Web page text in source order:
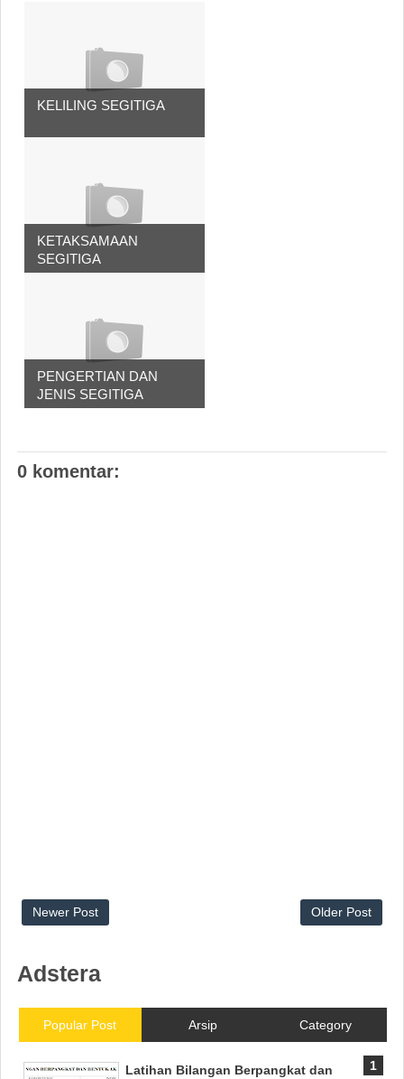
KELILING SEGITIGA
KETAKSAMAAN
SEGITIGA
PENGERTIAN DAN
JENIS SEGITIGA
0 komentar:
Newer Post Older Post
Adstera
Popular Post Arsip Category
Latihan Bilangan Berpangkat dan